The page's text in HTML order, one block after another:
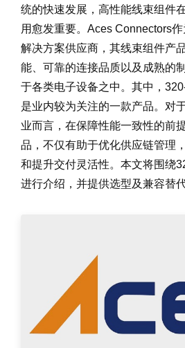
统的快速发展，高性能线束组件
用愈发重要。Aces Connectors
解决方案供应商，其线束组件产
能、可靠的连接品质以及成熟的
于各类电子设备之中。其中，
是业内较为关注的一款产品。对
业而言，在保障性能一致性的前
品，不仅有助于优化供应链管理
和提升交付灵活性。本文将围绕
进行介绍，并提供选型及兼容替